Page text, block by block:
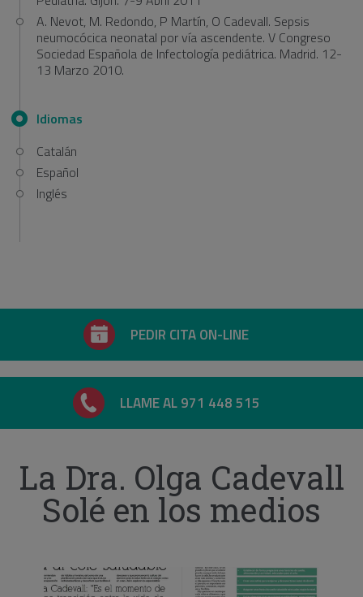
A. Nevot, M. Redondo, P Martín, O Cadevall. Sepsis
neumocócica neonatal por vía ascendente. V Congreso
Sociedad Española de Infectología pediátrica. Madrid. 12-
13 Marzo 2010.
Idiomas
Catalán
Español
Inglés
PEDIR CITA ON-LINE
LLAME AL 971 448 515
La Dra. Olga Cadevall
Solé en los medios